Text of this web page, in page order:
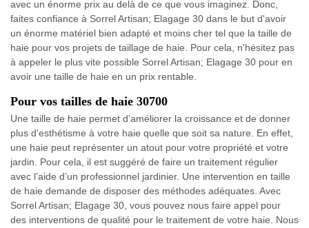
avec un énorme prix au delà de ce que vous imaginez. Donc,
faites confiance à Sorrel Artisan; Elagage 30 dans le but d'avoir
un énorme matériel bien adapté et moins cher tel que la taille de
haie pour vos projets de taillage de haie. Pour cela, n'hésitez pas
à appeler le plus vite possible Sorrel Artisan; Elagage 30 pour en
avoir une taille de haie en un prix rentable.
Pour vos tailles de haie 30700
Une taille de haie permet d’améliorer la croissance et de donner
plus d'esthétisme à votre haie quelle que soit sa nature. En effet,
une haie peut représenter un atout pour votre propriété et votre
jardin. Pour cela, il est suggéré de faire un traitement régulier
avec l’aide d’un professionnel jardinier. Une intervention en taille
de haie demande de disposer des méthodes adéquates. Avec
Sorrel Artisan; Elagage 30, vous pouvez nous faire appel pour
des interventions de qualité pour le traitement de votre haie. Nous